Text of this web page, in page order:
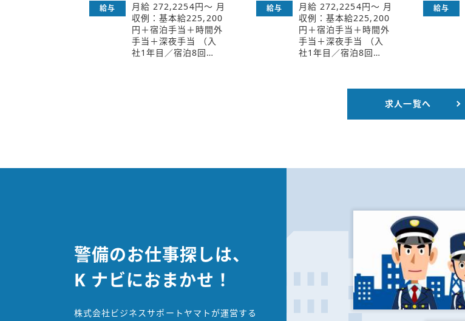
給与
月給 272,2254円～ 月
収例：基本給225,200
円＋宿泊手当＋時間外
手当＋深夜手当 （入
社1年目／宿泊8回…
給与
月給 272,2254円～ 月
収例：基本給225,200
円＋宿泊手当＋時間外
手当＋深夜手当 （入
社1年目／宿泊8回…
給与
求人一覧へ
警備のお仕事探しは、
K ナビにおまかせ！
株式会社ビジネスサポートヤマトが運営する